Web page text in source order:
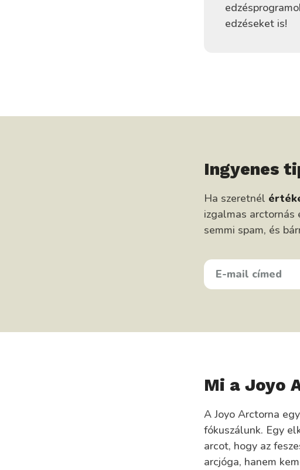
edzéseket is!
Ingyenes
Ha szeretnél
izgalmas arctornás
semmi spam, és
E-
MAIL
CÍMED
Mi a Joyo
A Joyo Arctorna egy
fókuszálunk. Egy
arcot, hogy az
arcjóga, hanem